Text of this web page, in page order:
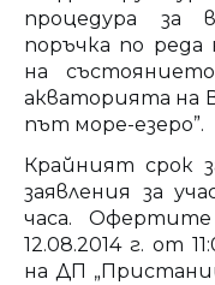
процедура за
поръчка по
на
акваторията на
път море-езеро”.
Крайният срок
заявления за
часа.
12.08.2014 г. от
на ДП